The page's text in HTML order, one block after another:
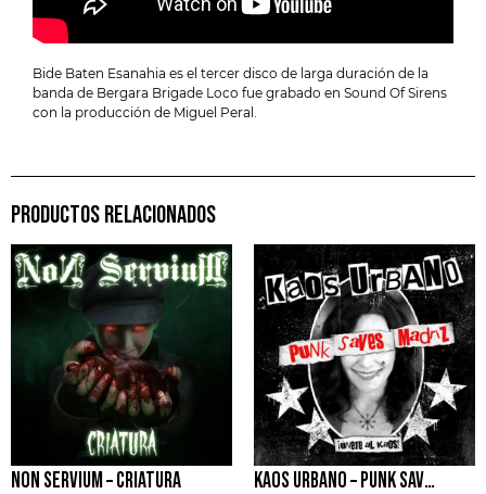
Bide Baten Esanahia es el tercer disco de larga duración de la
banda de Bergara Brigade Loco fue grabado en Sound Of Sirens
con la producción de Miguel Peral.
PRODUCTOS RELACIONADOS
NON SERVIUM – CRIATURA KAOS URBANO – PUNK SAVES MADRIZ